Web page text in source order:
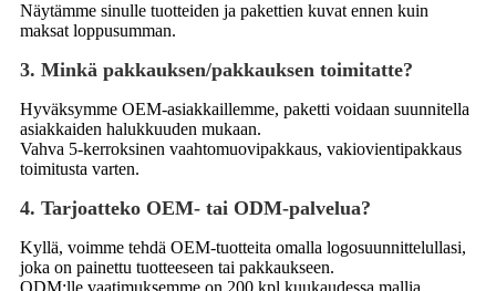
Näytämme sinulle tuotteiden ja pakettien kuvat ennen kuin
maksat loppusumman.
3. Minkä pakkauksen/pakkauksen toimitatte?
Hyväksymme OEM-asiakkaillemme, paketti voidaan suunnitella
asiakkaiden halukkuuden mukaan.
Vahva 5-kerroksinen vaahtomuovipakkaus, vakiovientipakkaus
toimitusta varten.
4. Tarjoatteko OEM- tai ODM-palvelua?
Kyllä, voimme tehdä OEM-tuotteita omalla logosuunnittelullasi,
joka on painettu tuotteeseen tai pakkaukseen.